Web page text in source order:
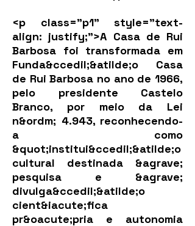
<p class="p1" style="text-
align: justify;">A Casa de Rui
Barbosa foi transformada em
Funda&ccedil;&atilde;o Casa
de Rui Barbosa no ano de 1966,
pelo presidente Castelo
Branco, por meio da Lei
n&ordm; 4.943, reconhecendo-
a como
&quot;institui&ccedil;&atilde;o
cultural destinada &agrave;
pesquisa e &agrave;
divulga&ccedil;&atilde;o
cient&iacute;fica
pr&oacute;pria e autonomia